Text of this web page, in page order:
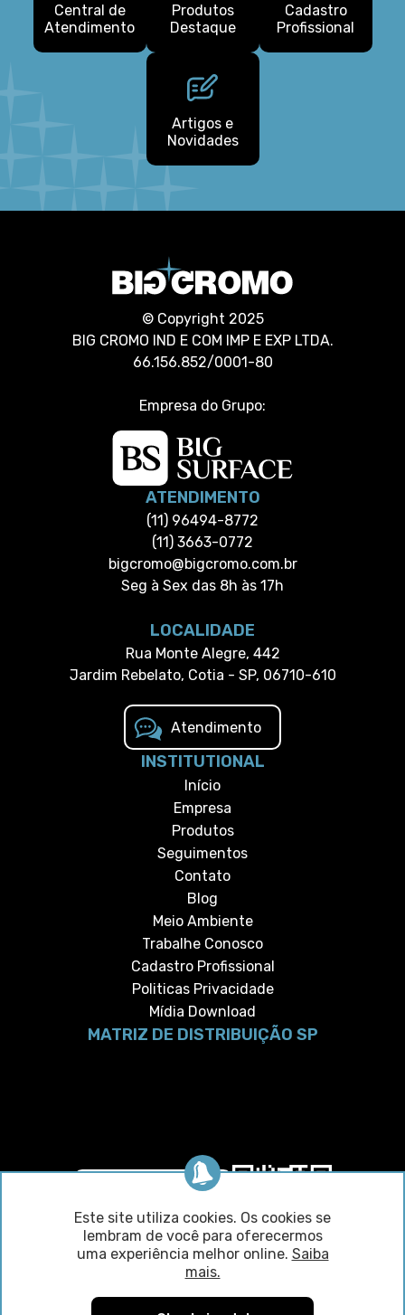
Central de
Atendimento
Produtos
Destaque
Cadastro
Profissional
Artigos e
Novidades
© Copyright 2025
BIG CROMO IND E COM IMP E EXP LTDA.
66.156.852/0001-80
Empresa do Grupo:
ATENDIMENTO
(11) 96494-8772
(11) 3663-0772
bigcromo@bigcromo.com.br
Seg à Sex das 8h às 17h
LOCALIDADE
Rua Monte Alegre, 442
Jardim Rebelato, Cotia - SP, 06710-610
Atendimento
INSTITUTIONAL
Início
Empresa
Produtos
Seguimentos
Contato
Blog
Meio Ambiente
Trabalhe Conosco
Cadastro Profissional
Politicas Privacidade
Mídia Download
MATRIZ DE DISTRIBUIÇÃO SP
Como Chegar
Compartilhar
Este site utiliza cookies. Os cookies se
lembram de você para oferecermos
uma experiência melhor online. Saiba
mais.